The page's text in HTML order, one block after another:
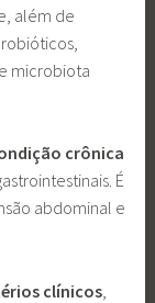
além de
microbiota
crônica
É
abdominal e
clínicos,